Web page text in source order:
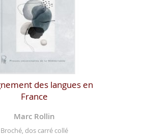
des langues en
France
Marc Rollin
Broché, dos carré collé